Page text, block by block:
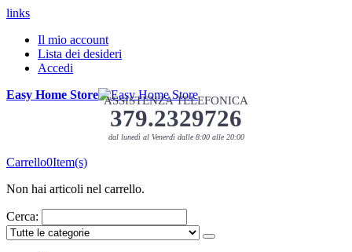
links
Il mio account
Lista dei desideri
Accedi
Easy Home Store ASSISTENZA TELEFONICA
379.2329726
dal lunedì al Venerdì dalle 8:00 alle 20:00
Carrello0Item(s)
Non hai articoli nel carrello.
Cerca: